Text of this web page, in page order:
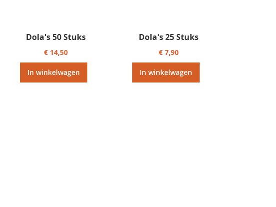
Dola's 50 Stuks
€ 14,50
In winkelwagen
Dola's 25 Stuks
€ 7,90
In winkelwagen